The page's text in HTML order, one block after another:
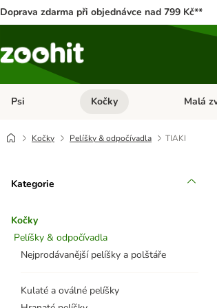
Doprava zdarma při objednávce nad 799 Kč**
Psi Otevřít menu: Psi
Kočky Otevřít
Malá
Kočky Pelíšky & odpočívadla TIAKI
Kategorie
Kočky
Pelíšky & odpočívadla
Nejprodávanější pelíšky a polštáře
Kulaté a oválné pelíšky